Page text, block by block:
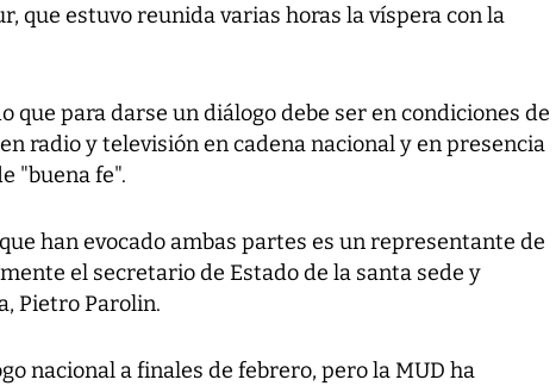
que estuvo reunida varias horas la víspera con la
que para darse un diálogo debe ser en condiciones de
radio y televisión en cadena nacional y en presencia
"buena fe".
han evocado ambas partes es un representante de
el secretario de Estado de la santa sede y
Pietro Parolin.
nacional a finales de febrero, pero la MUD ha